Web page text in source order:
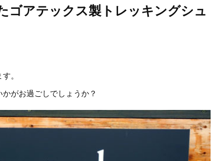
ゴアテックス製トレッキングシュ
。
がお過ごしでしょうか？